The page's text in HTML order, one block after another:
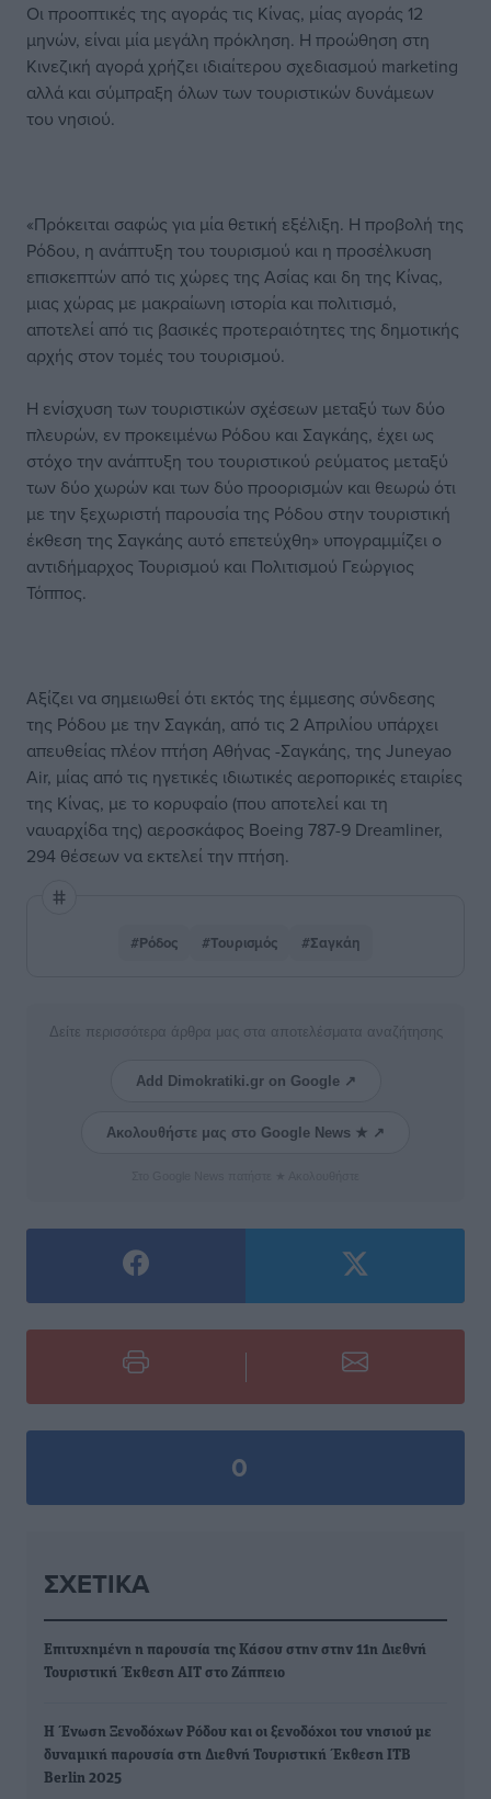
Οι προοπτικές της αγοράς τις Κίνας, μίας αγοράς 12
μηνών, είναι μία μεγάλη πρόκληση. Η προώθηση στη
Κινεζική αγορά χρήζει ιδιαίτερου σχεδιασμού marketing
αλλά και σύμπραξη όλων των τουριστικών δυνάμεων
του νησιού.
«Πρόκειται σαφώς για μία θετική εξέλιξη. Η προβολή της
Ρόδου, η ανάπτυξη του τουρισμού και η προσέλκυση
επισκεπτών από τις χώρες της Ασίας και δη της Κίνας,
μιας χώρας με μακραίωνη ιστορία και πολιτισμό,
αποτελεί από τις βασικές προτεραιότητες της δημοτικής
αρχής στον τομές του τουρισμού.
Η ενίσχυση των τουριστικών σχέσεων μεταξύ των δύο
πλευρών, εν προκειμένω Ρόδου και Σαγκάης, έχει ως
στόχο την ανάπτυξη του τουριστικού ρεύματος μεταξύ
των δύο χωρών και των δύο προορισμών και θεωρώ ότι
με την ξεχωριστή παρουσία της Ρόδου στην τουριστική
έκθεση της Σαγκάης αυτό επετεύχθη» υπογραμμίζει ο
αντιδήμαρχος Τουρισμού και Πολιτισμού Γεώργιος
Τόππος.
Αξίζει να σημειωθεί ότι εκτός της έμμεσης σύνδεσης
της Ρόδου με την Σαγκάη, από τις 2 Απριλίου υπάρχει
απευθείας πλέον πτήση Αθήνας -Σαγκάης, της Juneyao
Air, μίας από τις ηγετικές ιδιωτικές αεροπορικές εταιρίες
της Κίνας, με το κορυφαίο (που αποτελεί και τη
ναυαρχίδα της) αεροσκάφος Boeing 787-9 Dreamliner,
294 θέσεων να εκτελεί την πτήση.
#Ρόδος #Τουρισμός #Σαγκάη
Δείτε περισσότερα άρθρα μας στα αποτελέσματα αναζήτησης
Add Dimokratiki.gr on Google ↗
Ακολουθήστε μας στο Google News ★ ↗
0
ΣΧΕΤΙΚΆ
Επιτυχημένη η παρουσία της Κάσου στην στην 11η Διεθνή
Τουριστική Έκθεση ΑΙΤ στο Ζάππειο
Η Ένωση Ξενοδόχων Ρόδου και οι ξενοδόχοι του νησιού με
δυναμική παρουσία στη Διεθνή Τουριστική Έκθεση ITB
Berlin 2025